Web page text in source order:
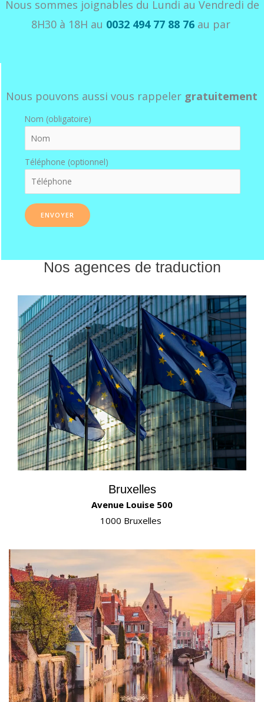
Nous sommes joignables du Lundi au Vendredi de
8H30 à 18H au 0032 494 77 88 76 au par
Nous pouvons aussi vous rappeler gratuitement
Nom (obligatoire)
Téléphone (optionnel)
Nos agences de traduction
Bruxelles
Avenue Louise 500
1000 Bruxelles